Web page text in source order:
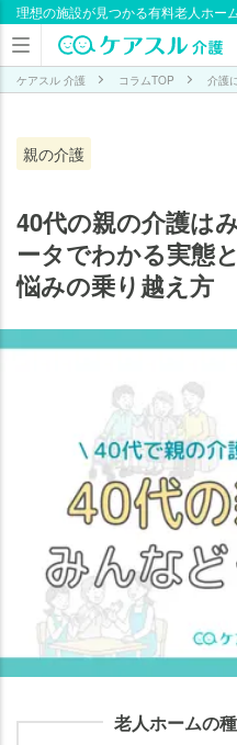
理想の施設が見つかる有料老人ホー
ケアスル 介護 コラムTOP 介護
親の介護
40代の親の介護は
ータでわかる実態
悩みの乗り越え方
老人ホームの
40
代
親
の
護
の
実
態
調
親
の
介
護
で
直
面
し